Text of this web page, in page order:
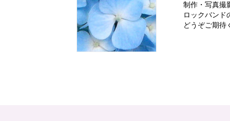
制作・写真撮
ロックバンド
どうぞご期待